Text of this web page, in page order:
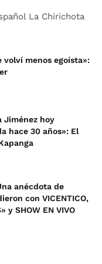
La Chirichota
volví menos egoísta»:
Jiménez hoy
hace 30 años»: El
anécdota de
con VICENTICO,
y SHOW EN VIVO